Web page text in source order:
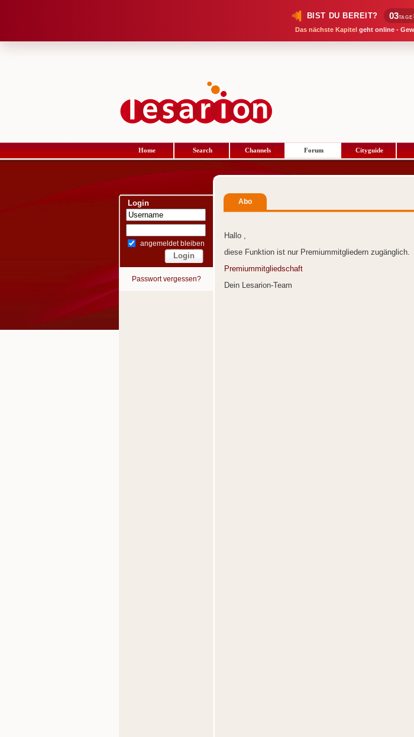
BIST DU BEREIT? 03TAGE :
Das nächste Kapitel geht online -
Home Search Channels Forum Cityguide
Login
angemeldet bleiben
Passwort vergessen?
Abo
Hallo ,
diese Funktion ist nur Premiummitgliedern zugänglich.
Premiummitgliedschaft
Dein Lesarion-Team